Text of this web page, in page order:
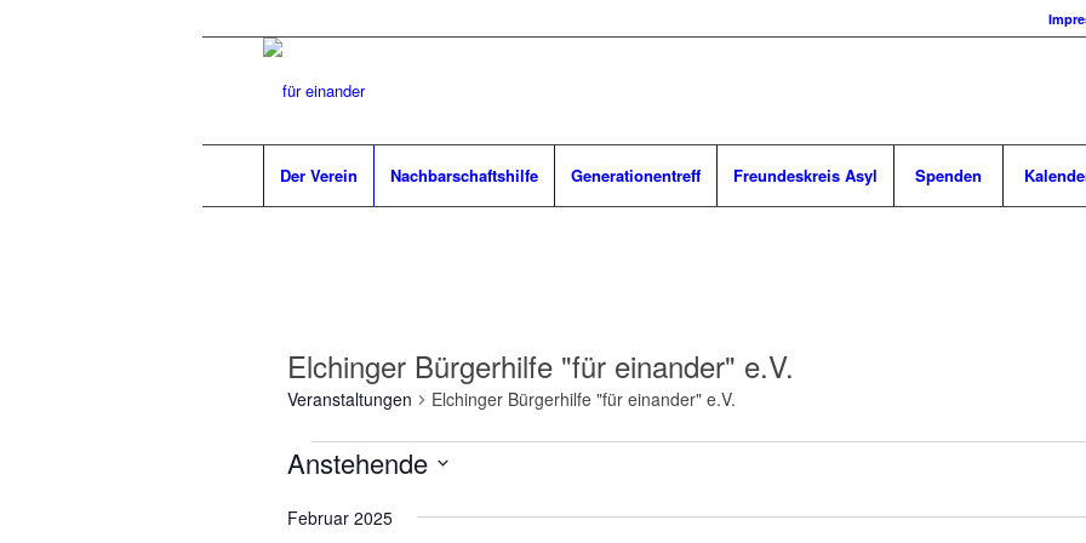
Der Verein Nachbarschaftshilfe Generationentreff Freundeskreis Asyl Spenden
Elchinger Bürgerhilfe "für einander" e.V.
Veranstaltungen Elchinger Bürgerhilfe "für einander" e.V.
Veranstaltungen
Anstehende
wählen.
Februar 2025